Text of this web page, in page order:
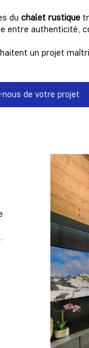
du chalet rustique
entre
un projet
de votre projet